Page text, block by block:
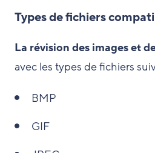
Types de fichiers
La révision des images et
avec les types de fichiers
BMP
GIF